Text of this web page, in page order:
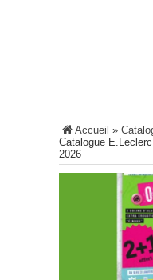
Accueil »
Catalogue
2026